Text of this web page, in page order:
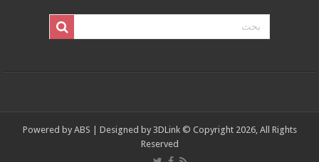
Powered by ABS | Designed by 3DLink© Copyright 2026, All Rights
Reserved